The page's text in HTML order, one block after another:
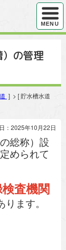
ハンバ
MENU
の管理
] > [ 貯水槽水道
：2025年10月22日
総称）設
められて
査機関
ます。